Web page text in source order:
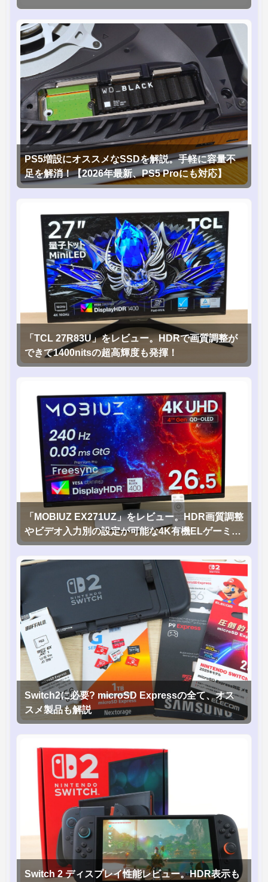
PS5増設にオススメなSSDを解説。手軽に容量不
足を解消！【2026年最新、PS5 Proにも対応】
「TCL 27R83U」をレビュー。HDRで画質調整が
できて1400nitsの超高輝度も発揮！
「MOBIUZ EX271UZ」をレビュー。HDR画質調整
やビデオ入力別の設定が可能な4K有機ELゲーミン
グモニタを徹底検証
Switch2に必要? microSD Expressの全て、オス
スメ製品も解説
Switch 2 ディスプレイ性能レビュー。HDR表示も